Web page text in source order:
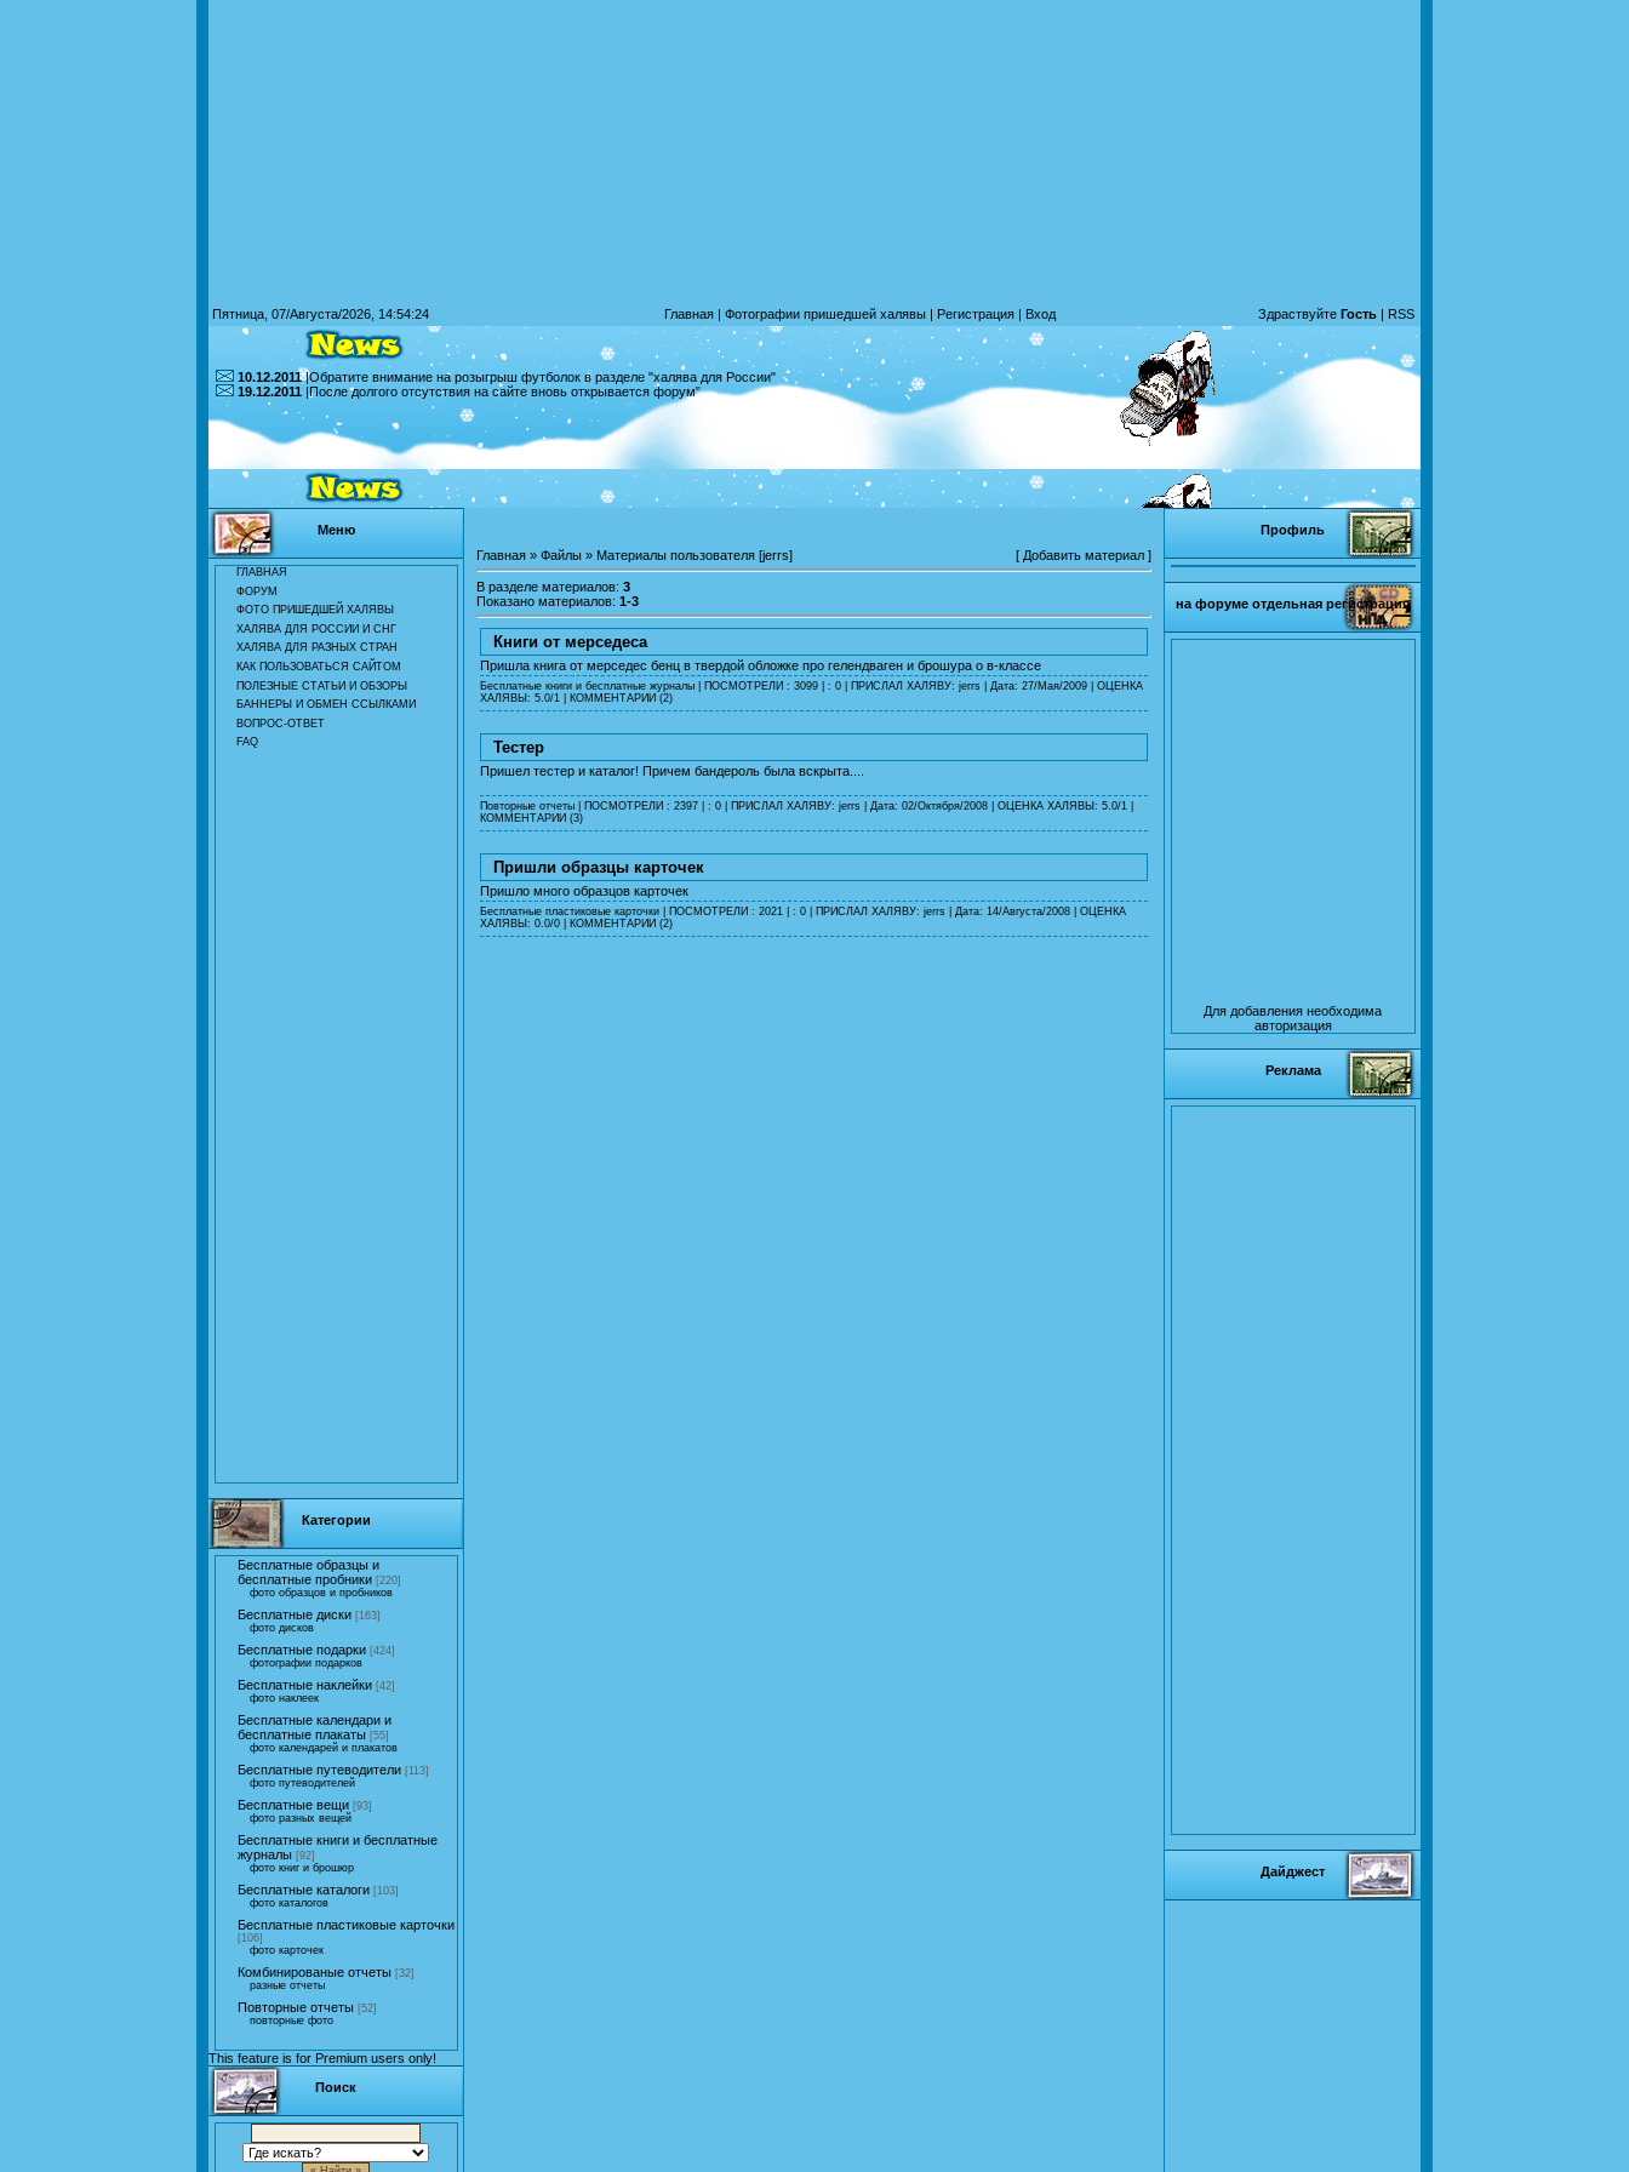
Пятница, 07/Августа/2026, 14:54:24 Главная | Фотографии пришедшей халявы | Регистрация | Вход Здраствуйте Гость | RSS
10.12.2011|Обратите внимание на розыгрыш футболок в разделе "халява для России"
19.12.2011 |После долгого отсутствия на сайте вновь открывается форум"
Меню
ГЛАВНАЯ
ФОРУМ
ФОТО ПРИШЕДШЕЙ ХАЛЯВЫ
ХАЛЯВА ДЛЯ РОССИИ И СНГ
ХАЛЯВА ДЛЯ РАЗНЫХ СТРАН
КАК ПОЛЬЗОВАТЬСЯ САЙТОМ
ПОЛЕЗНЫЕ СТАТЬИ И ОБЗОРЫ
БАННЕРЫ И ОБМЕН ССЫЛКАМИ
ВОПРОС-ОТВЕТ
FAQ
Категории
Бесплатные образцы и
бесплатные пробники [220]
фото образцов и пробников
Бесплатные диски [163]
фото дисков
Бесплатные подарки [424]
фотографии подарков
Бесплатные наклейки [42]
фото наклеек
Бесплатные календари и
бесплатные плакаты [55]
фото календарей и плакатов
Бесплатные путеводители [113]
фото путеводителей
Бесплатные вещи [93]
фото разных вещей
Бесплатные книги и бесплатные
журналы [92]
фото книг и брошюр
Бесплатные каталоги [103]
фото каталогов
Бесплатные пластиковые карточки
[106]
фото карточек
Комбинированые отчеты [32]
разные отчеты
Повторные отчеты [52]
повторные фото
This feature is for Premium users only!
Поиск
Главная » Файлы » Материалы пользователя [jerrs] [ Добавить материал ]
В разделе материалов: 3
Показано материалов: 1-3
Книги от мерседеса
Пришла книга от мерседес бенц в твердой обложке про гелендваген и брошура о в-классе
Бесплатные книги и бесплатные журналы | ПОСМОТРЕЛИ : 3099 | : 0 | ПРИСЛАЛ ХАЛЯВУ: jerrs | Дата: 27/Мая/2009 | ОЦЕНКА
ХАЛЯВЫ: 5.0/1 | КОММЕНТАРИИ (2)
Тестер
Пришел тестер и каталог! Причем бандероль была вскрыта....
Повторные отчеты | ПОСМОТРЕЛИ : 2397 | : 0 | ПРИСЛАЛ ХАЛЯВУ: jerrs | Дата: 02/Октября/2008 | ОЦЕНКА ХАЛЯВЫ: 5.0/1 |
КОММЕНТАРИИ (3)
Пришли образцы карточек
Пришло много образцов карточек
Бесплатные пластиковые карточки | ПОСМОТРЕЛИ : 2021 | : 0 | ПРИСЛАЛ ХАЛЯВУ: jerrs | Дата: 14/Августа/2008 | ОЦЕНКА
ХАЛЯВЫ: 0.0/0 | КОММЕНТАРИИ (2)
Профиль
на форуме отдельная регистрация
Для добавления необходима
авторизация
Реклама
Дайджест